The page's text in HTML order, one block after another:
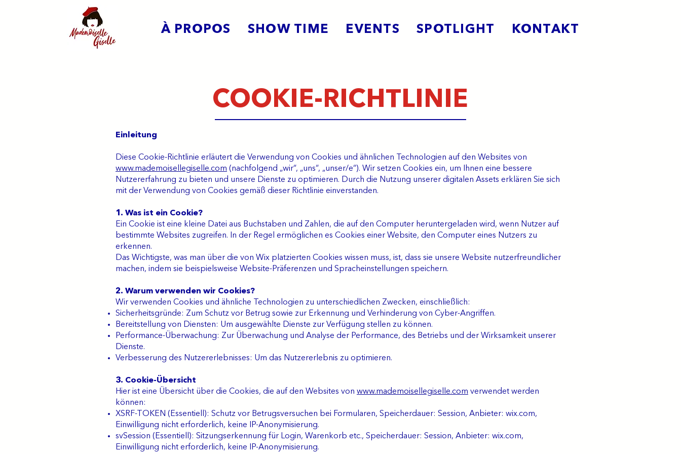
À PROPOS SHOW TIME EVENTS SPOTLIGHT KONTAKT
COOKIE-RICHTLINIE
Einleitung
Diese Cookie-Richtlinie erläutert die Verwendung von Cookies und ähnlichen Technologien auf den Websites von
www.mademoisellegiselle.com (nachfolgend „wir“, „uns“, „unser/e“). Wir setzen Cookies ein, um Ihnen eine bessere
Nutzererfahrung zu bieten und unsere Dienste zu optimieren. Durch die Nutzung unserer digitalen Assets erklären Sie sich
mit der Verwendung von Cookies gemäß dieser Richtlinie einverstanden.
1. Was ist ein Cookie?
Ein Cookie ist eine kleine Datei aus Buchstaben und Zahlen, die auf den Computer heruntergeladen wird, wenn Nutzer auf
bestimmte Websites zugreifen. In der Regel ermöglichen es Cookies einer Website, den Computer eines Nutzers zu
erkennen.
Das Wichtigste, was man über die von Wix platzierten Cookies wissen muss, ist, dass sie unsere Website nutzerfreundlicher
machen, indem sie beispielsweise Website-Präferenzen und Spracheinstellungen speichern.
2. Warum verwenden wir Cookies?
Wir verwenden Cookies und ähnliche Technologien zu unterschiedlichen Zwecken, einschließlich:
Sicherheitsgründe: Zum Schutz vor Betrug sowie zur Erkennung und Verhinderung von Cyber-Angriffen.
Bereitstellung von Diensten: Um ausgewählte Dienste zur Verfügung stellen zu können.
Performance-Überwachung: Zur Überwachung und Analyse der Performance, des Betriebs und der Wirksamkeit unserer
Dienste.
Verbesserung des Nutzererlebnisses: Um das Nutzererlebnis zu optimieren.
3. Cookie-Übersicht
Hier ist eine Übersicht über die Cookies, die auf den Websites von www.mademoisellegiselle.com verwendet werden
können:
XSRF-TOKEN (Essentiell): Schutz vor Betrugsversuchen bei Formularen, Speicherdauer: Session, Anbieter: wix.com,
Einwilligung nicht erforderlich, keine IP-Anonymisierung.
svSession (Essentiell): Sitzungserkennung für Login, Warenkorb etc., Speicherdauer: Session, Anbieter: wix.com,
Einwilligung nicht erforderlich, keine IP-Anonymisierung.